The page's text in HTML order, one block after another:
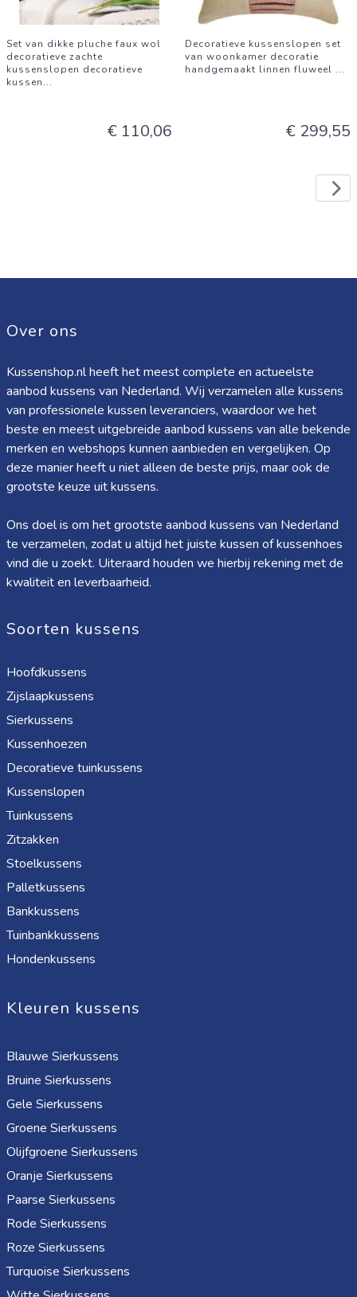
Set van dikke pluche faux wol
decoratieve zachte
kussenslopen decoratieve
kussen...
€ 110,06
Decoratieve kussenslopen set
van woonkamer decoratie
handgemaakt linnen fluweel ...
€ 299,55
Over ons
Kussenshop.nl heeft het meest complete en actueelste
aanbod kussens van Nederland. Wij verzamelen alle kussens
van professionele kussen leveranciers, waardoor we het
beste en meest uitgebreide aanbod kussens van alle bekende
merken en webshops kunnen aanbieden en vergelijken. Op
deze manier heeft u niet alleen de beste prijs, maar ook de
grootste keuze uit kussens.
Ons doel is om het grootste aanbod kussens van Nederland
te verzamelen, zodat u altijd het juiste kussen of kussenhoes
vind die u zoekt. Uiteraard houden we hierbij rekening met de
kwaliteit en leverbaarheid.
Soorten kussens
Hoofdkussens
Zijslaapkussens
Sierkussens
Kussenhoezen
Decoratieve tuinkussens
Kussenslopen
Tuinkussens
Zitzakken
Stoelkussens
Palletkussens
Bankkussens
Tuinbankkussens
Hondenkussens
Kleuren kussens
Blauwe Sierkussens
Bruine Sierkussens
Gele Sierkussens
Groene Sierkussens
Olijfgroene Sierkussens
Oranje Sierkussens
Paarse Sierkussens
Rode Sierkussens
Roze Sierkussens
Turquoise Sierkussens